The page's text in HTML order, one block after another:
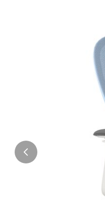
Deckensegel &